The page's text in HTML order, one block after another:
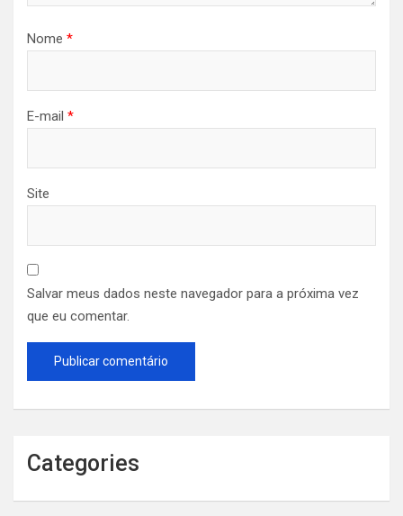
Nome *
E-mail *
Site
Salvar meus dados neste navegador para a próxima vez
que eu comentar.
Categories